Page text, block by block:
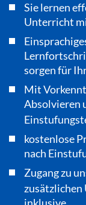
Sie lernen
Unterricht
sorgen für
Mit
Absolvieren
kostenlose
nach
Zugang zu
zusätzlichen